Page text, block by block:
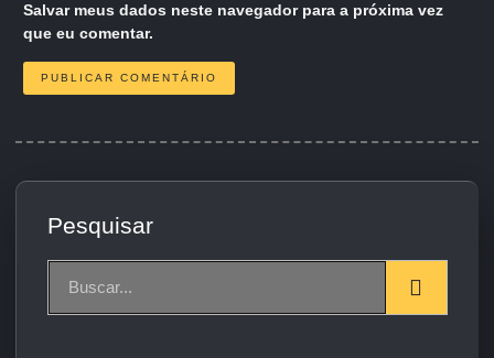
Salvar meus dados neste navegador para a próxima vez
que eu comentar.
Pesquisar